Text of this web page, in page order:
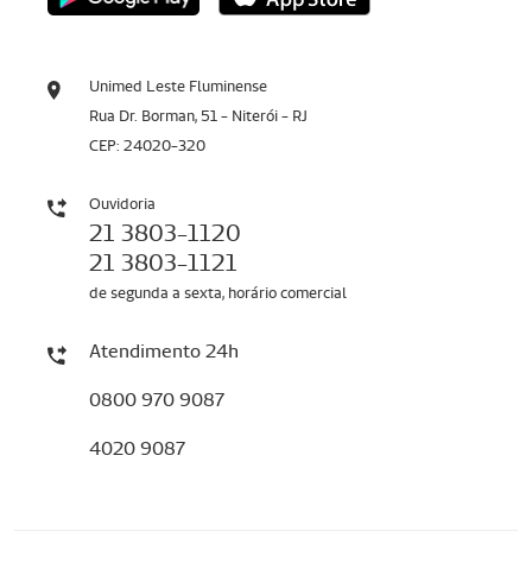
Unimed Leste Fluminense
Rua Dr. Borman, 51 - Niterói - RJ
CEP: 24020-320
Ouvidoria
21 3803-1120
21 3803-1121
de segunda a sexta, horário comercial
Atendimento 24h
0800 970 9087
4020 9087